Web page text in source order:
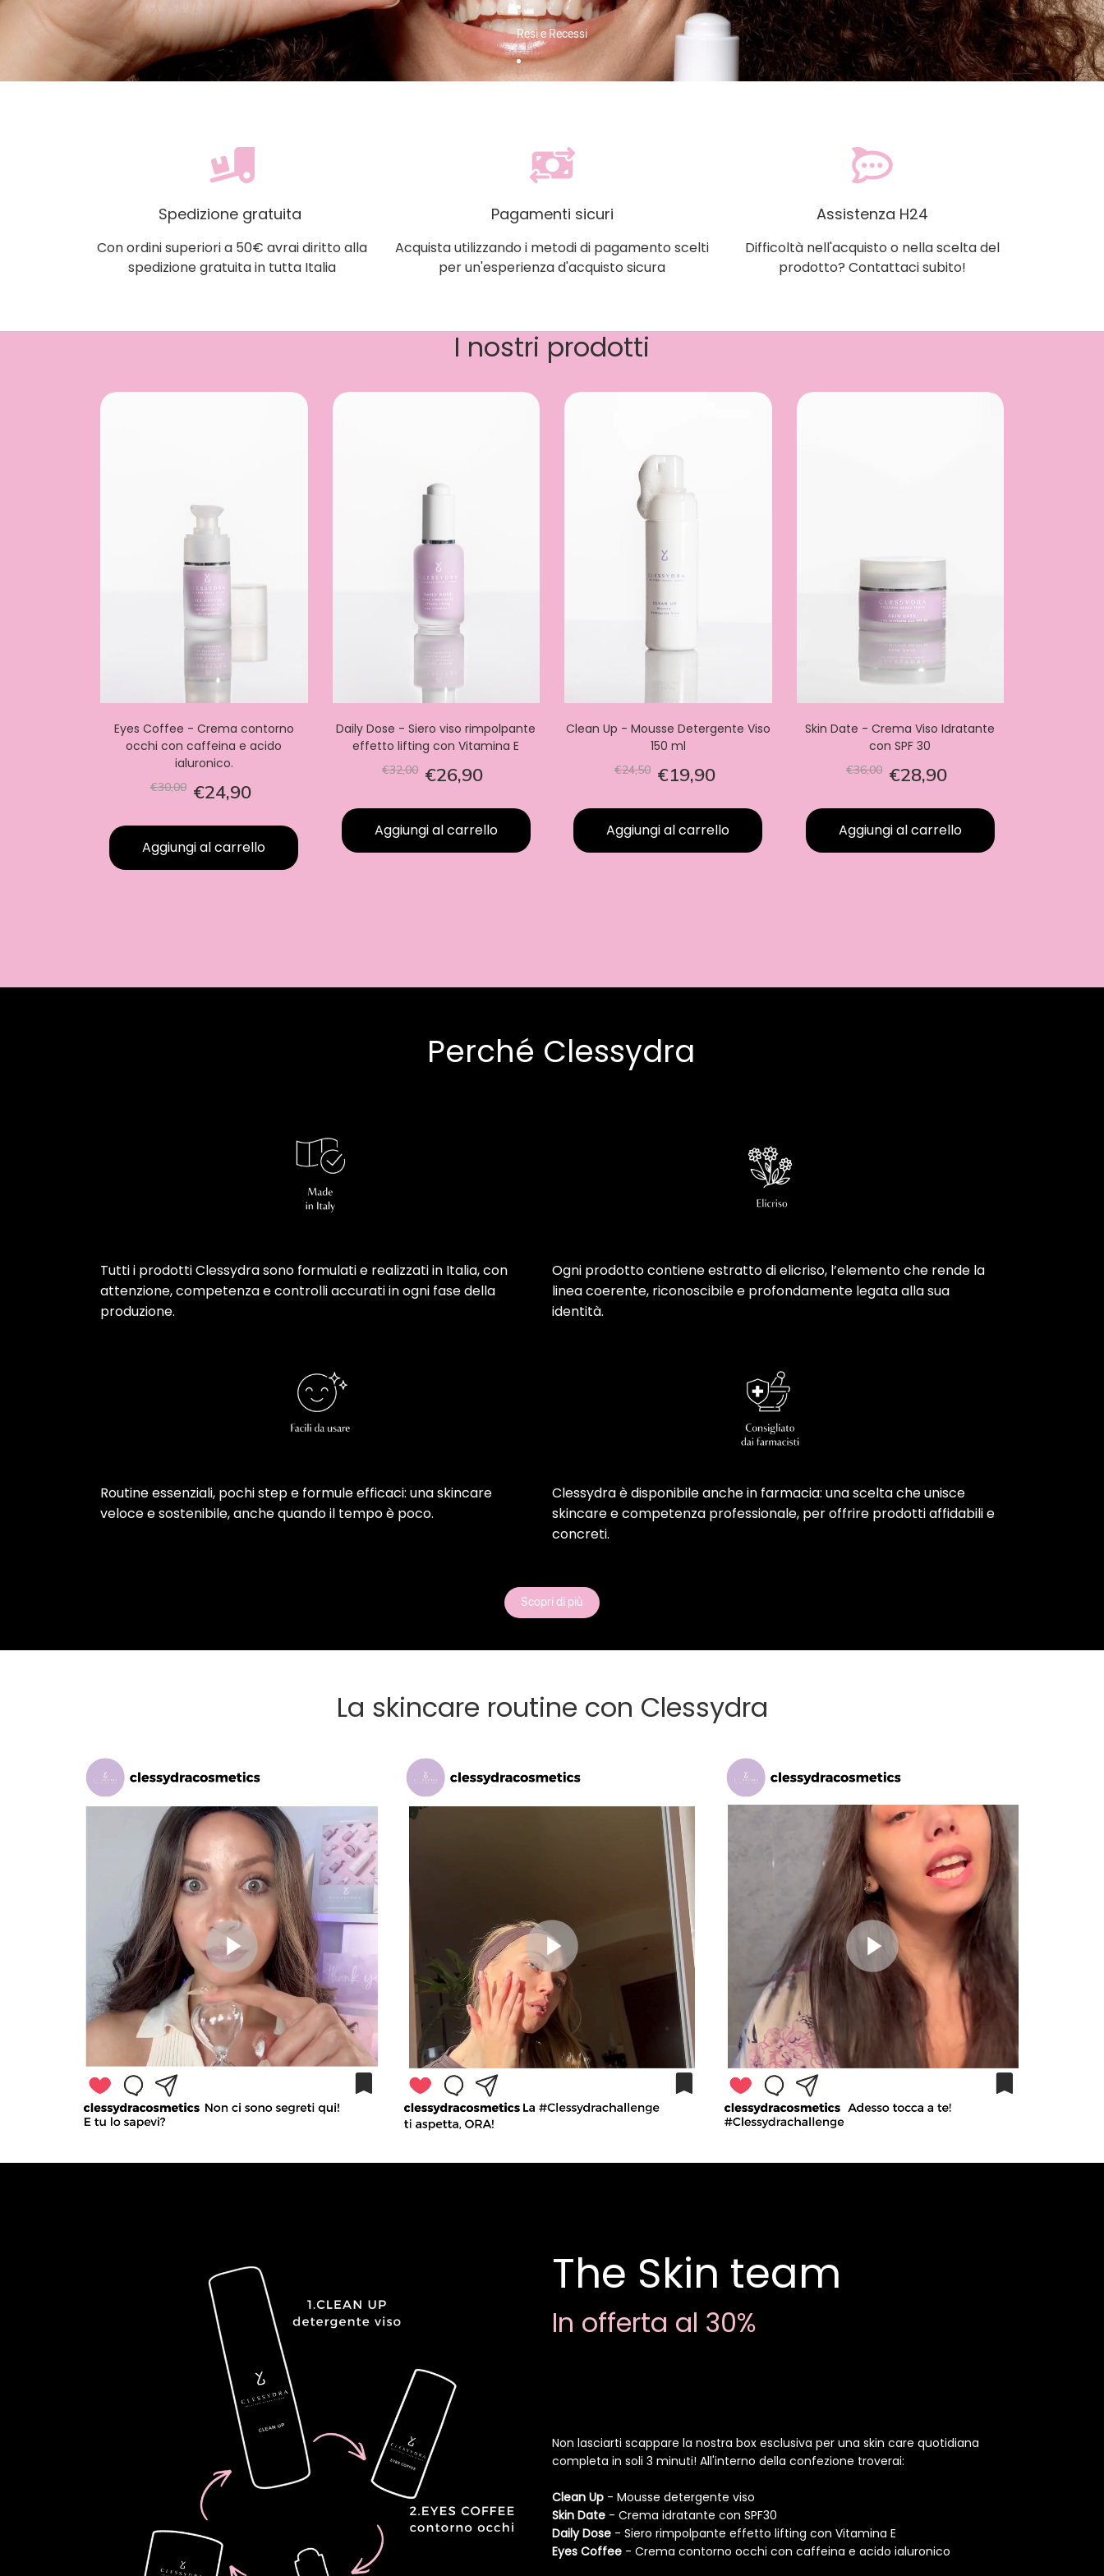
Resi e Recessi
Spedizione gratuita
Con ordini superiori a 50€ avrai diritto alla
spedizione gratuita in tutta Italia
Pagamenti sicuri
Acquista utilizzando i metodi di pagamento scelti
per un'esperienza d'acquisto sicura
Assistenza H24
Difficoltà nell'acquisto o nella scelta del
prodotto? Contattaci subito!
I nostri prodotti
Eyes Coffee - Crema contorno
occhi con caffeina e acido
ialuronico.
€24,90
€30,00
Aggiungi al carrello
Daily Dose - Siero viso rimpolpante
effetto lifting con Vitamina E
€26,90
€32,00
Aggiungi al carrello
Clean Up - Mousse Detergente Viso
150 ml
€19,90
€24,50
Aggiungi al carrello
Skin Date - Crema Viso Idratante
con SPF 30
€28,90
€36,00
Aggiungi al carrello
Perché Clessydra
Tutti i prodotti Clessydra sono formulati e realizzati in Italia, con
attenzione, competenza e controlli accurati in ogni fase della
produzione.
Routine essenziali, pochi step e formule efficaci: una skincare
veloce e sostenibile, anche quando il tempo è poco.
Ogni prodotto contiene estratto di elicriso, l’elemento che rende la
linea coerente, riconoscibile e profondamente legata alla sua
identità.
Clessydra è disponibile anche in farmacia: una scelta che unisce
skincare e competenza professionale, per offrire prodotti affidabili e
concreti.
Scopri di più
La skincare routine con Clessydra
The Skin team
In offerta al 30%
Non lasciarti scappare la nostra box esclusiva per una skin care quotidiana
completa in soli 3 minuti! All'interno della confezione troverai:
Clean Up - Mousse detergente viso
Skin Date - Crema idratante con SPF30
Daily Dose - Siero rimpolpante effetto lifting con Vitamina E
Eyes Coffee - Crema contorno occhi con caffeina e acido ialuronico